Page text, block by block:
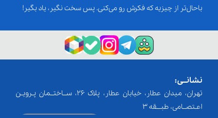
باحال‌تر از چیزیه که فکرش رو می‌کنی. پس سخت نگیر، یاد بگیر!
نشانــی:
تهران، میدان عطار، خیابان عطار، پلاک 26، ســاختــمان پـرویـن
اعـتصــامی، طبـــقه 3